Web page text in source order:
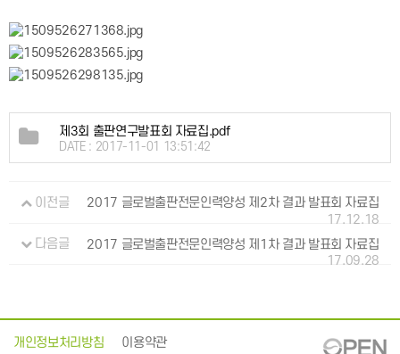
제3회 출판연구발표회 자료집.pdf
DATE : 2017-11-01 13:51:42
이전글
2017 글로벌출판전문인력양성 제2차 결과 발표회 자료집
17.12.18
다음글
2017 글로벌출판전문인력양성 제1차 결과 발표회 자료집
17.09.28
개인정보처리방침 이용약관